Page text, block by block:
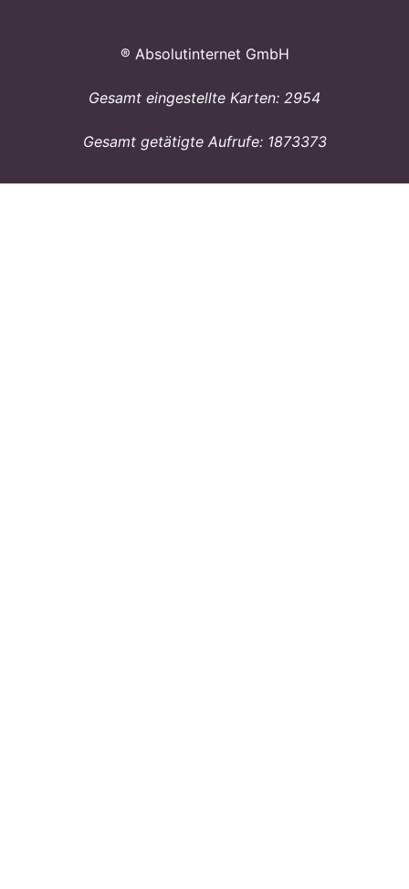
® Absolutinternet GmbH
Gesamt eingestellte Karten: 2954
Gesamt getätigte Aufrufe: 1873373